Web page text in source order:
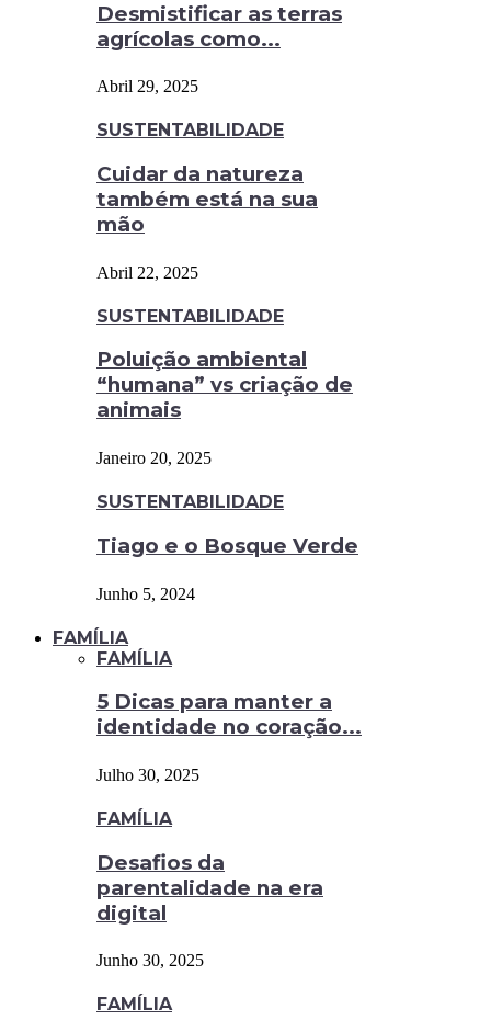
Desmistificar as terras
agrícolas como...
Abril 29, 2025
SUSTENTABILIDADE
Cuidar da natureza
também está na sua
mão
Abril 22, 2025
SUSTENTABILIDADE
Poluição ambiental
“humana” vs criação de
animais
Janeiro 20, 2025
SUSTENTABILIDADE
Tiago e o Bosque Verde
Junho 5, 2024
FAMÍLIA
FAMÍLIA
5 Dicas para manter a
identidade no coração...
Julho 30, 2025
FAMÍLIA
Desafios da
parentalidade na era
digital
Junho 30, 2025
FAMÍLIA